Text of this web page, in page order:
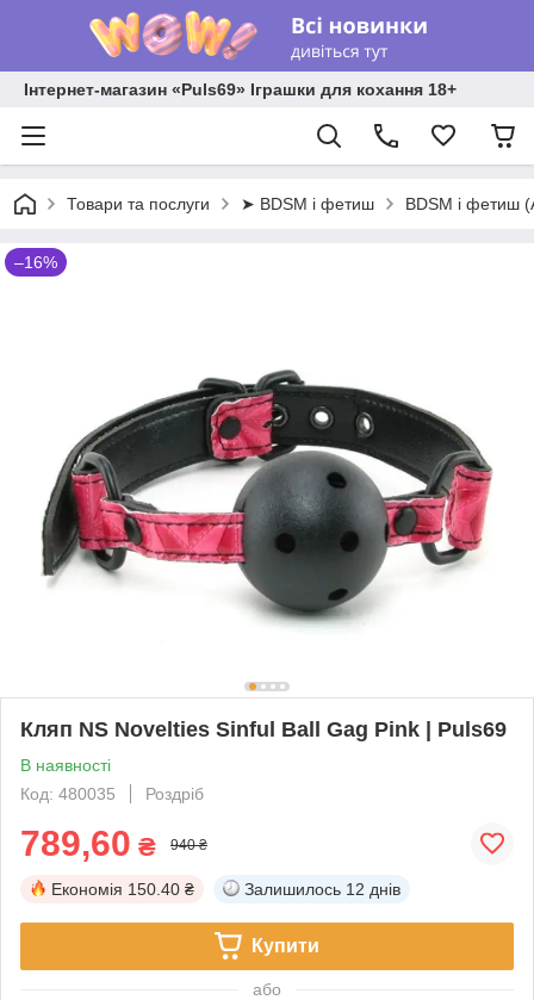
Інтернет-магазин «Puls69» Іграшки для кохання 18+
Товари та послуги ➤ BDSM і фетиш BDSM і фетиш
–16%
Кляп NS Novelties Sinful Ball Gag Pink | Puls69
В наявності
Код: 480035
Роздріб
789,60 ₴ 940 ₴
Економія 150.40 ₴ Залишилось 12 днів
Купити
або